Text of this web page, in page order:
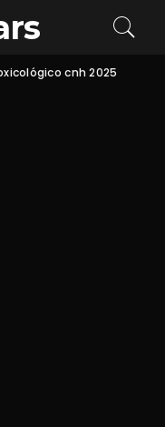
cnh 2025